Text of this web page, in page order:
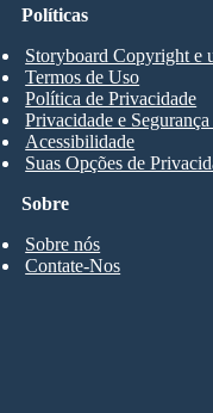
Sobre
Sobre nós
Contate-Nos
Políticas
Storyboard Copyright e
Termos de Uso
Política de Privacidade
Privacidade e
Acessibilidade
Suas Opções de